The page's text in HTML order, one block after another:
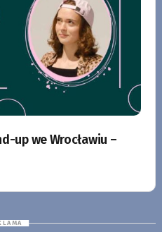
up we Wrocławiu –